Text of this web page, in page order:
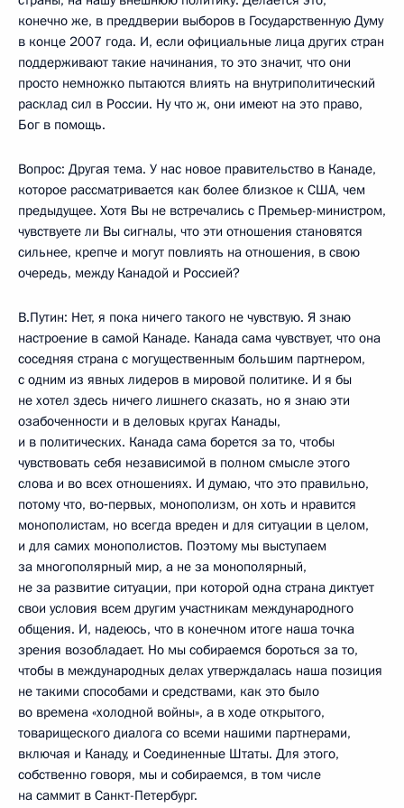
конечно же, в преддверии выборов в Государственную Думу
в конце 2007 года. И, если официальные лица других стран
поддерживают такие начинания, то это значит, что они
просто немножко пытаются влиять на внутриполитический
расклад сил в России. Ну что ж, они имеют на это право,
Бог в помощь.
Вопрос: Другая тема. У нас новое правительство в Канаде,
которое рассматривается как более близкое к США, чем
предыдущее. Хотя Вы не встречались с Премьер-министром,
чувствуете ли Вы сигналы, что эти отношения становятся
сильнее, крепче и могут повлиять на отношения, в свою
очередь, между Канадой и Россией?
В.Путин: Нет, я пока ничего такого не чувствую. Я знаю
настроение в самой Канаде. Канада сама чувствует, что она
соседняя страна с могущественным большим партнером,
с одним из явных лидеров в мировой политике. И я бы
не хотел здесь ничего лишнего сказать, но я знаю эти
озабоченности и в деловых кругах Канады,
и в политических. Канада сама борется за то, чтобы
чувствовать себя независимой в полном смысле этого
слова и во всех отношениях. И думаю, что это правильно,
потому что, во‑первых, монополизм, он хоть и нравится
монополистам, но всегда вреден и для ситуации в целом,
и для самих монополистов. Поэтому мы выступаем
за многополярный мир, а не за монополярный,
не за развитие ситуации, при которой одна страна диктует
свои условия всем другим участникам международного
общения. И, надеюсь, что в конечном итоге наша точка
зрения возобладает. Но мы собираемся бороться за то,
чтобы в международных делах утверждалась наша позиция
не такими способами и средствами, как это было
во времена «холодной войны», а в ходе открытого,
товарищеского диалога со всеми нашими партнерами,
включая и Канаду, и Соединенные Штаты. Для этого,
собственно говоря, мы и собираемся, в том числе
на саммит в Санкт-Петербург.